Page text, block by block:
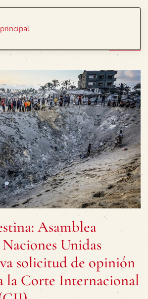
Asamblea
Unidas
solicitud de opinión
la Corte Internacional